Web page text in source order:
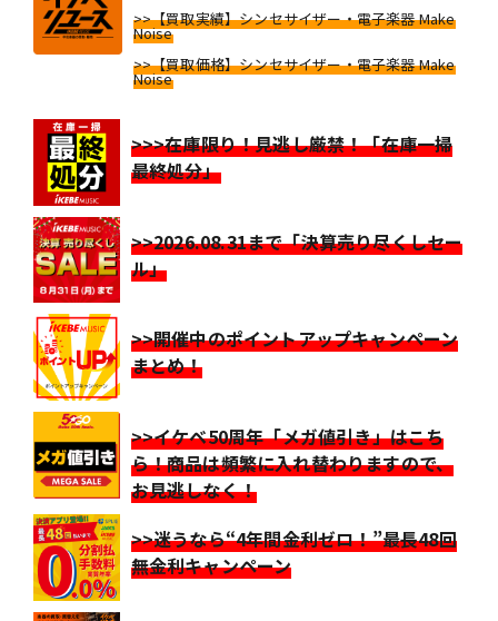
>>【買取実績】シンセサイザー・電子楽器 Make
Noise
>>【買取価格】シンセサイザー・電子楽器 Make
Noise
>>>在庫限り！見逃し厳禁！「在庫一掃
最終処分」
>>2026.08.31まで「決算売り尽くしセー
ル」
>>開催中のポイントアップキャンペーン
まとめ！
>>イケベ50周年「メガ値引き」はこち
ら！商品は頻繁に入れ替わりますので、
お見逃しなく！
>>迷うなら“4年間金利ゼロ！”最長48回
無金利キャンペーン